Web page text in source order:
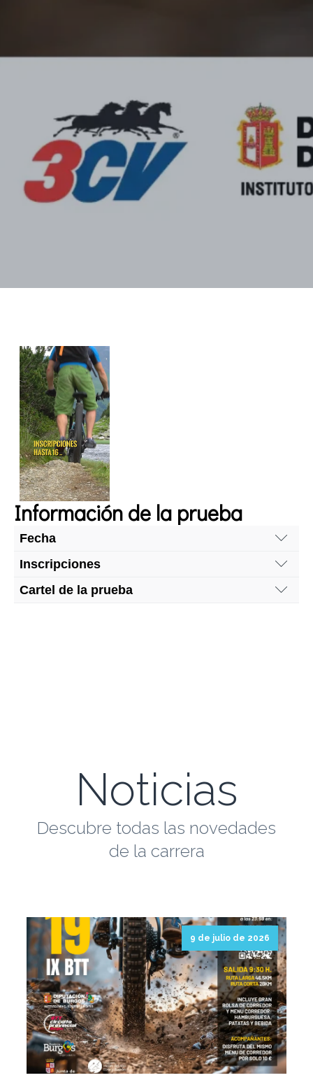
Información de la prueba
Fecha
Domingo, 19 de julio de 2026
Inscripciones
Hasta el 16 de julio, a las 23:59h.
Cartel de la prueba
Noticias
Descubre todas las novedades
de la carrera
9 de julio de 2026